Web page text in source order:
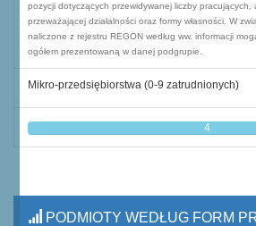
pozycji dotyczących przewidywanej liczby pracujących,
przeważającej działalności oraz formy własności. W
naliczone z rejestru REGON według ww. informacji
ogółem prezentowaną w danej podgrupie.
Mikro-przedsiębiorstwa (0-9 zatrudnionych)
4
PODMIOTY WEDŁUG FORM